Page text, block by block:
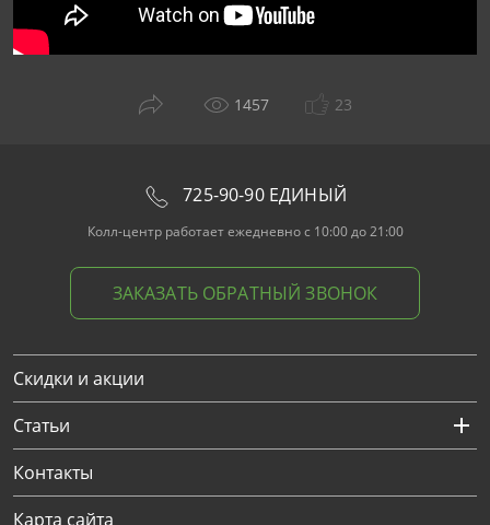
1457 23
725-90-90 ЕДИНЫЙ
Колл-центр работает ежедневно с 10:00 до 21:00
ЗАКАЗАТЬ ОБРАТНЫЙ ЗВОНОК
Скидки и акции
Статьи
Контакты
Карта сайта